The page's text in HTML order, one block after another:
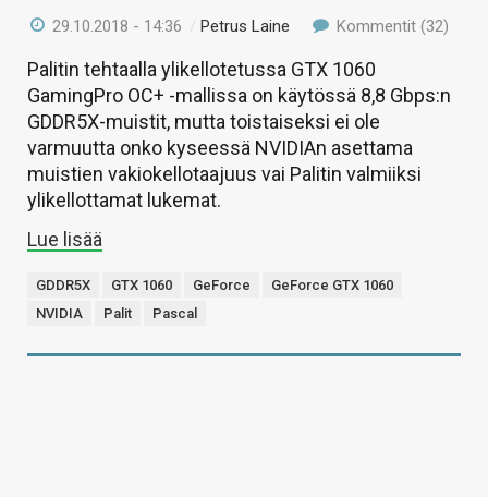
29.10.2018 - 14:36 /Petrus Laine Kommentit (32)
Palitin tehtaalla ylikellotetussa GTX 1060
GamingPro OC+ -mallissa on käytössä 8,8 Gbps:n
GDDR5X-muistit, mutta toistaiseksi ei ole
varmuutta onko kyseessä NVIDIAn asettama
muistien vakiokellotaajuus vai Palitin valmiiksi
ylikellottamat lukemat.
Lue lisää
GDDR5X GTX 1060 GeForce
GeForce GTX 1060
NVIDIA
Palit Pascal